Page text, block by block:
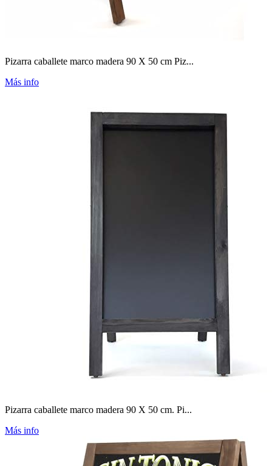
Pizarra caballete marco madera 90 X 50 cm Piz...
Más info
Pizarra caballete marco madera 90 X 50 cm. Pi...
Más info